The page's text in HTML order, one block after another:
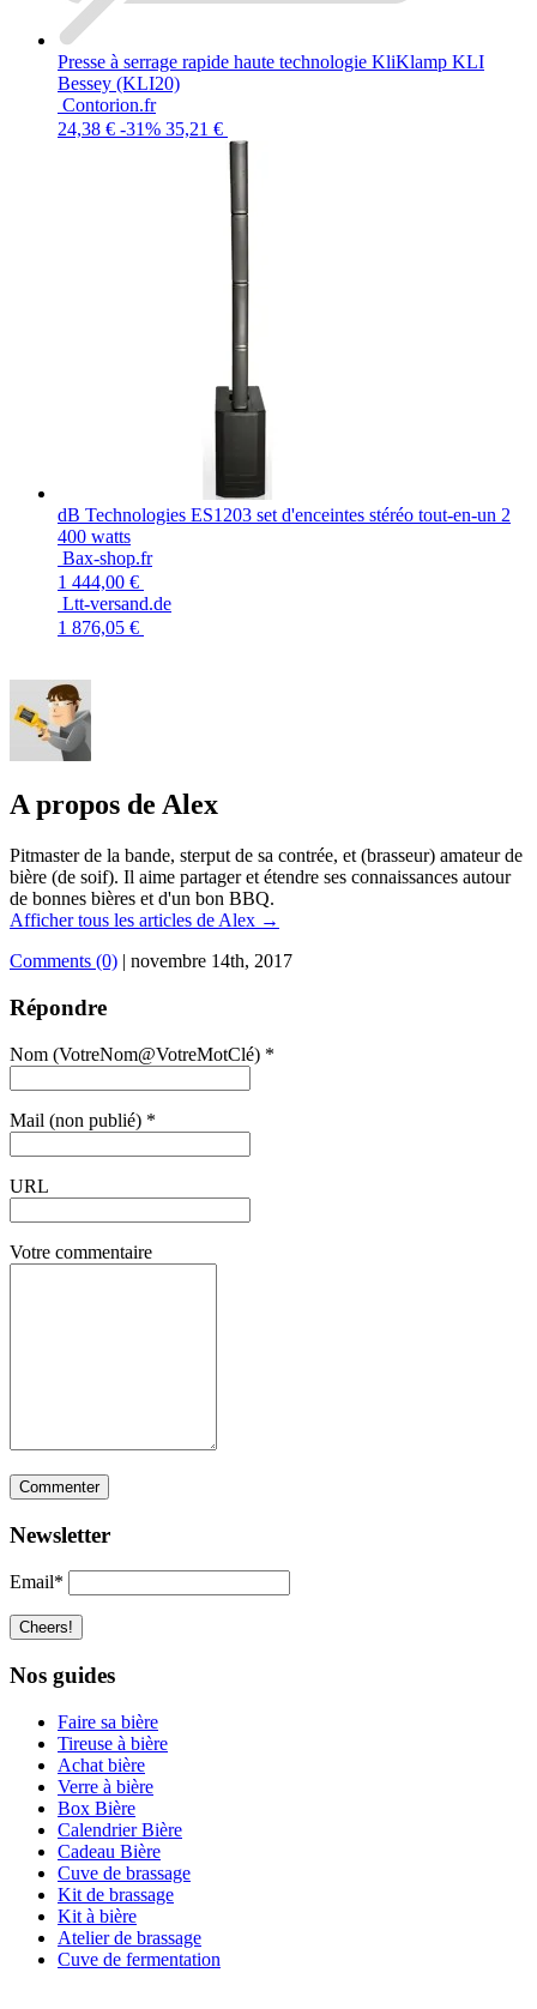
Presse à serrage rapide haute technologie KliKlamp KLI
Bessey (KLI20)
Contorion.fr
24,38 € -31% 35,21 €
dB Technologies ES1203 set d'enceintes stéréo tout-en-un 2
400 watts
Bax-shop.fr
1 444,00 €
Ltt-versand.de
1 876,05 €
A propos de Alex
Pitmaster de la bande, sterput de sa contrée, et (brasseur) amateur de
bière (de soif). Il aime partager et étendre ses connaissances autour
de bonnes bières et d'un bon BBQ.
Afficher tous les articles de Alex →
Comments (0) | novembre 14th, 2017
Répondre
Nom (VotreNom@VotreMotClé) *
Mail (non publié) *
URL
Votre commentaire
Newsletter
Email*
Nos guides
Faire sa bière
Tireuse à bière
Achat bière
Verre à bière
Box Bière
Calendrier Bière
Cadeau Bière
Cuve de brassage
Kit de brassage
Kit à bière
Atelier de brassage
Cuve de fermentation